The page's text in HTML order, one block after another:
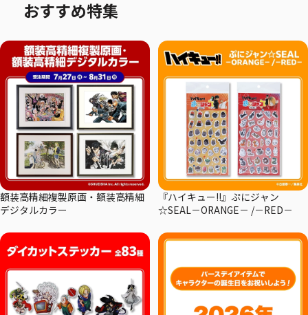
おすすめ特集
額装高精細複製原画・額装高精細
デジタルカラー
『ハイキュー!!』ぷにジャン
☆SEAL－ORANGE－ /－RED－